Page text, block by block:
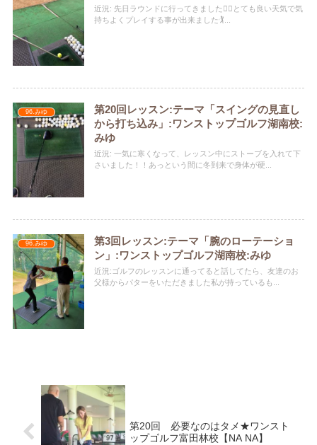
近況: 先日ラウンドに行ってきました🏌️‍♀️とても良い天気で気
持ちよくプレイする事が出来ました🏌️...
96.みゆ
第20回レッスン:テーマ「スイングの見直し
から打ち込み」:ワンストップゴルフ湖南校:
みゆ
近況: 一気に寒くなって、レッスン中にストーブを入れて下
さいました！！あっという間に冬到来で身体が硬...
96.みゆ
第3回レッスン:テーマ「腕のローテーショ
ン」:ワンストップゴルフ湖南校:みゆ
近況:ゴルフのレッスンに通ってると話してたら、友達のお
父様からパターをいただきました私が持っているも...
第20回 必要なのはタメ★ワンスト
ップゴルフ富田林校【NA NA】